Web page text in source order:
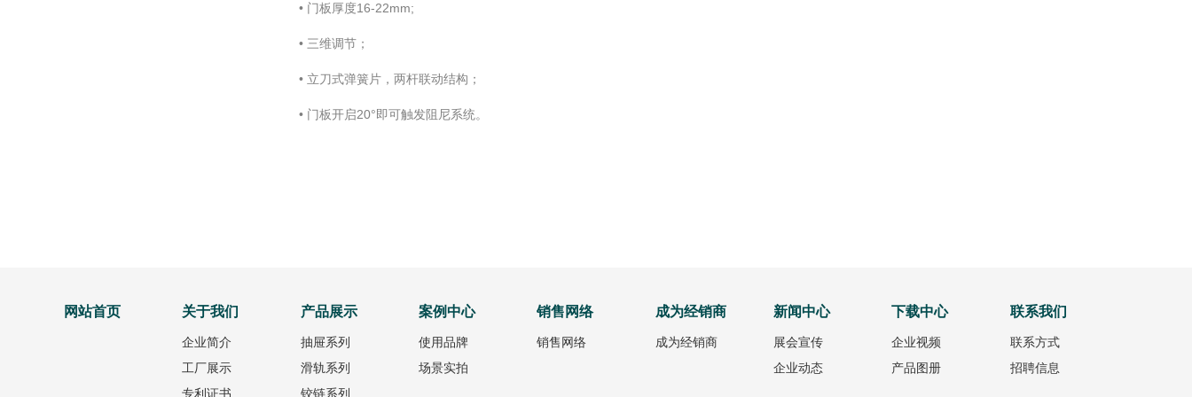
• 门板厚度16-22mm;
• 三维调节；
• 立刀式弹簧片，两杆联动结构；
• 门板开启20°即可触发阻尼系统。
网站首页 关于我们
企业简介
工厂展示
专利证书
产品展示
抽屉系列
滑轨系列
铰链系列
案例中心
使用品牌
场景实拍
销售网络
销售网络
成为经销商
成为经销商
新闻中心
展会宣传
企业动态
下载中心
企业视频
产品图册
联系我们
联系方式
招聘信息